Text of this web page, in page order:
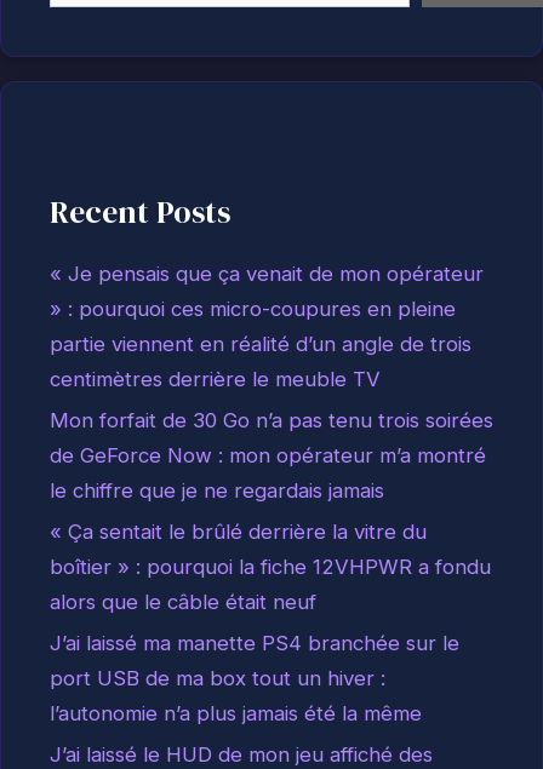
Recent Posts
« Je pensais que ça venait de mon opérateur
» : pourquoi ces micro-coupures en pleine
partie viennent en réalité d’un angle de trois
centimètres derrière le meuble TV
Mon forfait de 30 Go n’a pas tenu trois soirées
de GeForce Now : mon opérateur m’a montré
le chiffre que je ne regardais jamais
« Ça sentait le brûlé derrière la vitre du
boîtier » : pourquoi la fiche 12VHPWR a fondu
alors que le câble était neuf
J’ai laissé ma manette PS4 branchée sur le
port USB de ma box tout un hiver :
l’autonomie n’a plus jamais été la même
J’ai laissé le HUD de mon jeu affiché des